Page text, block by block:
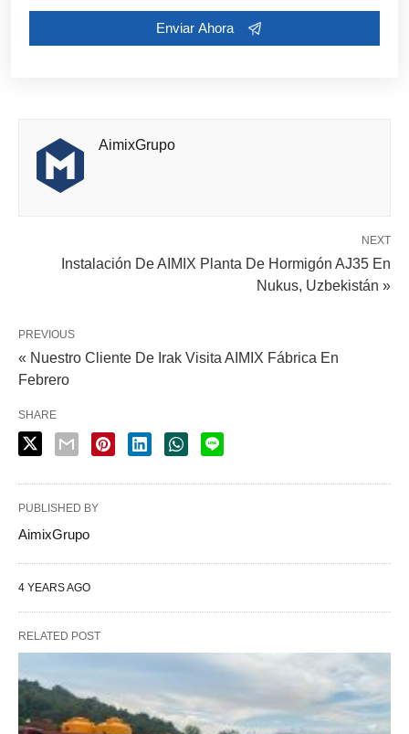
ALGUNOS CONSEJOS:
AimixGrupo
NEXT
Instalación De AIMIX Planta De Hormigón AJ35 En
Nukus, Uzbekistán »
PREVIOUS
« Nuestro Cliente De Irak Visita AIMIX Fábrica En
Febrero
SHARE
PUBLISHED BY
AimixGrupo
4 YEARS AGO
RELATED POST